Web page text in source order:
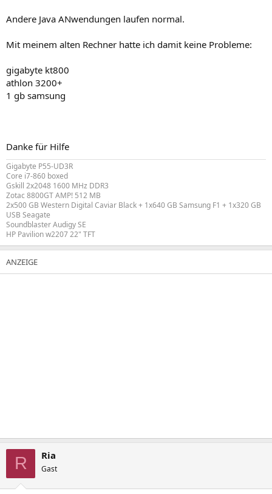
Andere Java ANwendungen laufen normal.
Mit meinem alten Rechner hatte ich damit keine Probleme:
gigabyte kt800
athlon 3200+
1 gb samsung
Danke für Hilfe
Gigabyte P55-UD3R
Core i7-860 boxed
Gskill 2x2048 1600 MHz DDR3
Zotac 8800GT AMP! 512 MB
2x500 GB Western Digital Caviar Black + 1x640 GB Samsung F1 + 1x320 GB
USB Seagate
Soundblaster Audigy SE
HP Pavilion w2207 22" TFT
R Ria
Gast